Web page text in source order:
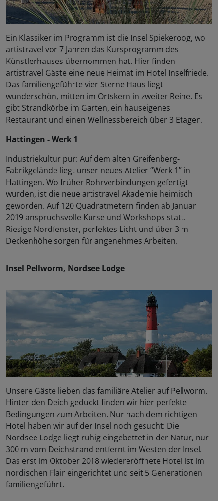
Ein Klassiker im Programm ist die Insel Spiekeroog, wo
artistravel vor 7 Jahren das Kursprogramm des
Künstlerhauses übernommen hat. Hier finden
artistravel Gäste eine neue Heimat im Hotel Inselfriede.
Das familiengeführte vier Sterne Haus liegt
wunderschön, mitten im Ortskern in zweiter Reihe. Es
gibt Strandkörbe im Garten, ein hauseigenes
Restaurant und einen Wellnessbereich über 3 Etagen.
Hattingen - Werk 1
Industriekultur pur: Auf dem alten Greifenberg-
Fabrikgelände liegt unser neues Atelier “Werk 1” in
Hattingen. Wo früher Rohrverbindungen gefertigt
wurden, ist die neue artistravel Akademie heimisch
geworden. Auf 120 Quadratmetern finden ab Januar
2019 anspruchsvolle Kurse und Workshops statt.
Riesige Nordfenster, perfektes Licht und über 3 m
Deckenhöhe sorgen für angenehmes Arbeiten.
Insel Pellworm, Nordsee Lodge
Unsere Gäste lieben das familiäre Atelier auf Pellworm.
Hinter den Deich geduckt finden wir hier perfekte
Bedingungen zum Arbeiten. Nur nach dem richtigen
Hotel haben wir auf der Insel noch gesucht: Die
Nordsee Lodge liegt ruhig eingebettet in der Natur, nur
300 m vom Deichstrand entfernt im Westen der Insel.
Das erst im Oktober 2018 wiedereröffnete Hotel ist im
nordischen Flair eingerichtet und seit 5 Generationen
familiengeführt.